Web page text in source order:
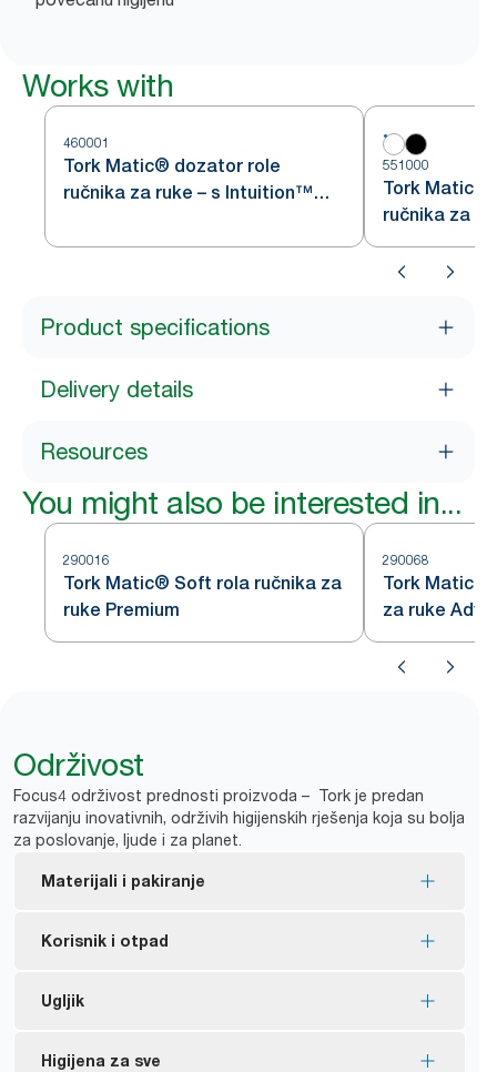
Works with
460001
Tork Matic® dozator role
ručnika za ruke – s Intuition™
551000
Tork Matic®
ručnika za
Product specifications
Delivery details
Resources
You might also be interested in...
290016
Tork Matic® Soft rola ručnika za
ruke Premium
290068
Tork Matic®
za ruke
Održivost
Focus4 održivost prednosti proizvoda – Tork je predan
razvijanju inovativnih, održivih higijenskih rješenja koja su bolja
za poslovanje, ljude i za planet.
Materijali i pakiranje
EU eko-naljepnicom certificirana ponovna punjenja
Korisnik i otpad
Jednokratno doziranje pospješuje kontrolu
Prebacivanje s opcije Tork C preklop na Tork Matic
Ugljik
Tork Matic® od samog početka do kraja ima
Higijena za sve